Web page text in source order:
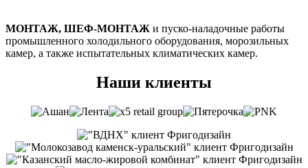
МОНТАЖ, ШЕФ-МОНТАЖ и пуско-наладочные работы
промышленного холодильного оборудования, морозильных
камер, а также испытательных климатических камер.
Наши клиенты